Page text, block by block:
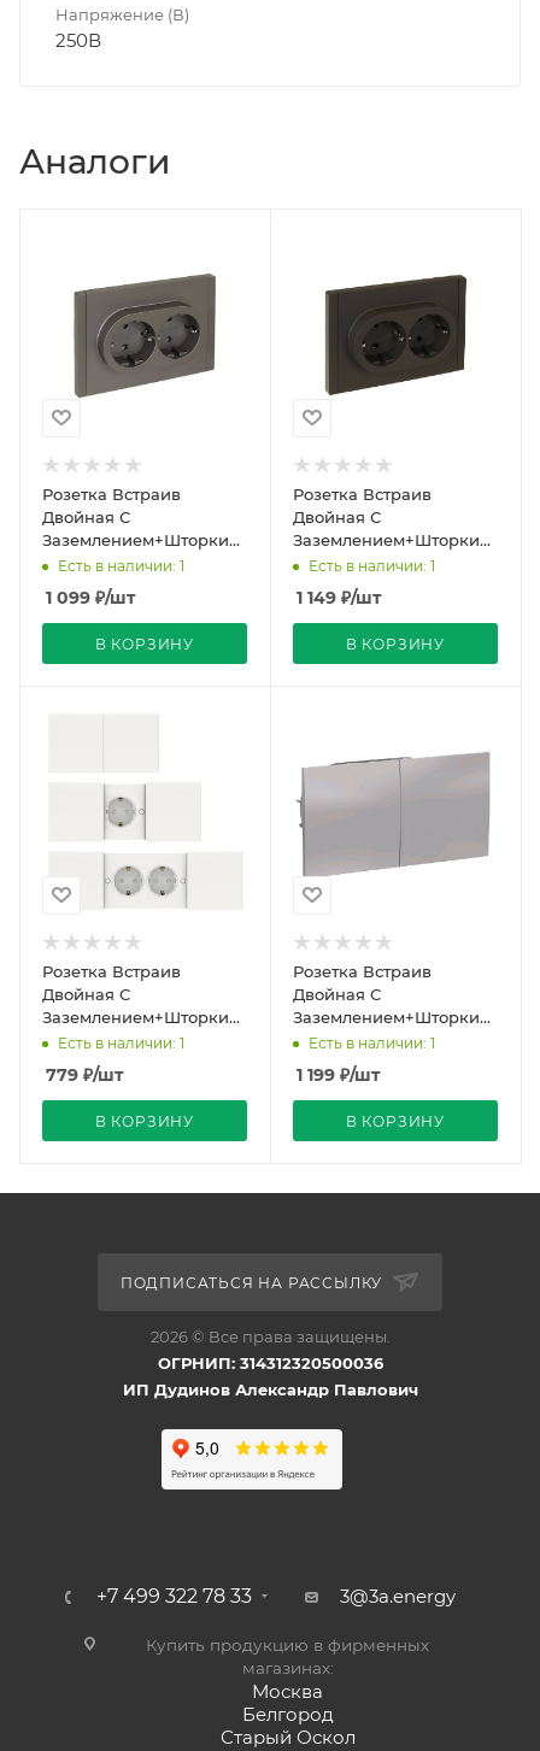
Напряжение (В)
250В
Аналоги
Розетка Встраив
Двойная С
Заземлением+Шторки
Сталь IP20 16А 250В
FORTE&PIANO IEK
Есть в наличии: 1
1 099 ₽/шт
В КОРЗИНУ
Розетка Встраив
Двойная С
Заземлением+Шторки
Серый IP20 16А 250В
FORTE&PIANO IEK
Есть в наличии: 1
1 149 ₽/шт
В КОРЗИНУ
Розетка Встраив
Двойная С
Заземлением+Шторки+Крышка
Белый IP20 16А 250В
ATLASDESIGN Schneider
Electr
Есть в наличии: 1
779 ₽/шт
В КОРЗИНУ
Розетка Встраив
Двойная С
Заземлением+Шторки
Алюминий IP20 16А
250В ATLASDESIGN
Schneider Electric
Есть в наличии: 1
1 199 ₽/шт
В КОРЗИНУ
ПОДПИСАТЬСЯ НА РАССЫЛКУ
2026 © Все права защищены.
ОГРНИП: 314312320500036
ИП Дудинов Александр Павлович
+7 499 322 78 33 3@3a.energy
Купить продукцию в фирменных
магазинах:
Москва
Белгород
Старый Оскол